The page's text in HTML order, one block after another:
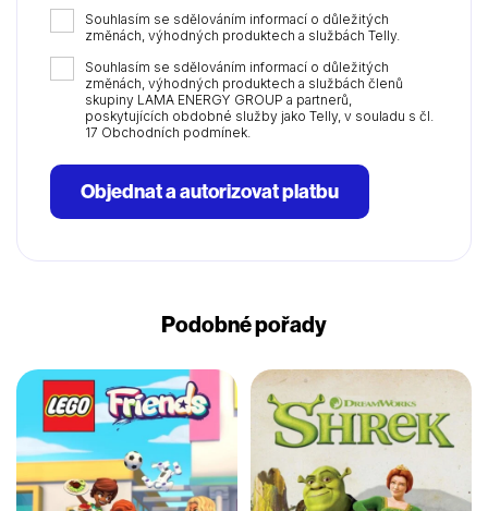
Souhlasím se sdělováním informací o důležitých
změnách, výhodných produktech a službách Telly.
Souhlasím se sdělováním informací o důležitých
změnách, výhodných produktech a službách členů
skupiny LAMA ENERGY GROUP a partnerů,
poskytujících obdobné služby jako Telly, v souladu s čl.
17 Obchodních podmínek.
Objednat a autorizovat platbu
Podobné pořady